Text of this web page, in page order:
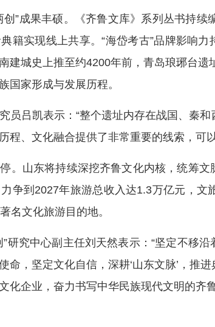
创”成果丰硕。《齐鲁文库》系列丛书持续
籍实现线上共享。“海岱考古”品牌影响力
建城史上推至约4200年前，青岛琅琊台遗
国家形成与发展历程。
员吕凯表示：“整个遗址内存在战国、秦
程、文化融合提供了非常重要的线索，可
。山东将持续深挖齐鲁文化内核，统筹文
争到2027年旅游总收入达1.3万亿元，文
名文化旅游目的地。
研究中心副主任刘天然表示：“坚定不移
命，坚定文化自信，深耕‘山东文脉’，推
化企业，奋力书写中华民族现代文明的齐